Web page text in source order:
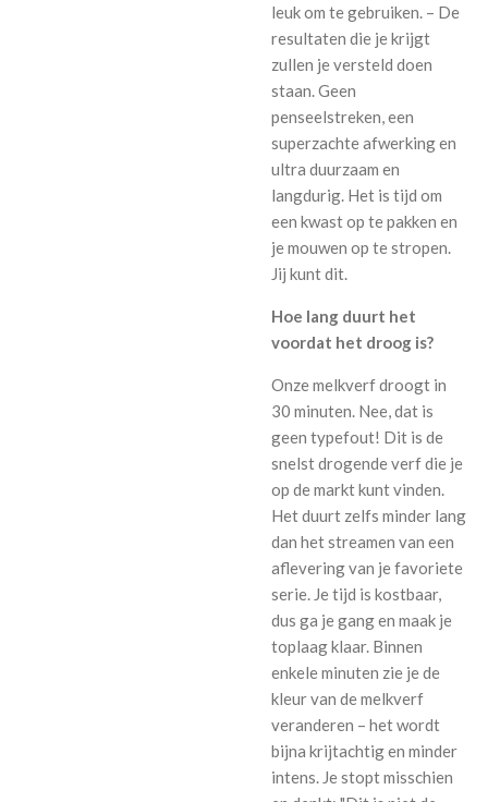
leuk om te gebruiken. – De
resultaten die je krijgt
zullen je versteld doen
staan. Geen
penseelstreken, een
superzachte afwerking en
ultra duurzaam en
langdurig. Het is tijd om
een ​​kwast op te pakken en
je mouwen op te stropen.
Jij kunt dit.
Hoe lang duurt het
voordat het droog is?
Onze melkverf droogt in
30 minuten. Nee, dat is
geen typefout! Dit is de
snelst drogende verf die je
op de markt kunt vinden.
Het duurt zelfs minder lang
dan het streamen van een
aflevering van je favoriete
serie. Je tijd is kostbaar,
dus ga je gang en maak je
toplaag klaar. Binnen
enkele minuten zie je de
kleur van de melkverf
veranderen – het wordt
bijna krijtachtig en minder
intens. Je stopt misschien